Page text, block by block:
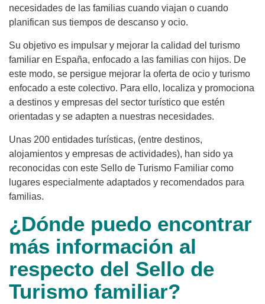
necesidades de las familias cuando viajan o cuando
planifican sus tiempos de descanso y ocio.
Su objetivo es impulsar y mejorar la calidad del turismo
familiar en España, enfocado a las familias con hijos. De
este modo, se persigue mejorar la oferta de ocio y turismo
enfocado a este colectivo. Para ello, localiza y promociona
a destinos y empresas del sector turístico que estén
orientadas y se adapten a nuestras necesidades.
Unas 200 entidades turísticas, (entre destinos,
alojamientos y empresas de actividades), han sido ya
reconocidas con este Sello de Turismo Familiar como
lugares especialmente adaptados y recomendados para
familias.
¿Dónde puedo encontrar
más información al
respecto del Sello de
Turismo familiar?